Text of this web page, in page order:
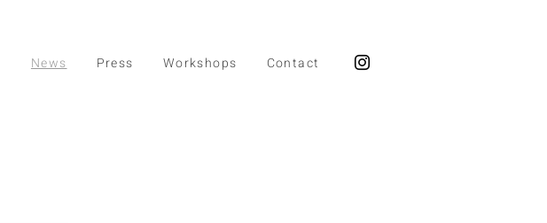
News Press Workshops Contact